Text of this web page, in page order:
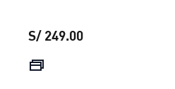
S/ 249.00